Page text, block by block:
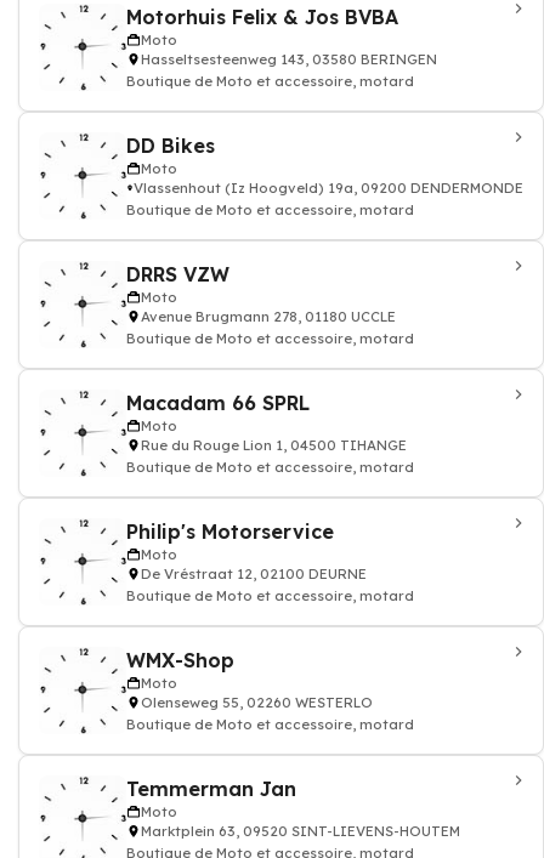
Motorhuis Felix & Jos BVBA
Moto
Hasseltsesteenweg 143, 03580 BERINGEN
Boutique de Moto et accessoire, motard
DD Bikes
Moto
Vlassenhout (Iz Hoogveld) 19a, 09200 DENDERMONDE
Boutique de Moto et accessoire, motard
DRRS VZW
Moto
Avenue Brugmann 278, 01180 UCCLE
Boutique de Moto et accessoire, motard
Macadam 66 SPRL
Moto
Rue du Rouge Lion 1, 04500 TIHANGE
Boutique de Moto et accessoire, motard
Philip's Motorservice
Moto
De Vréstraat 12, 02100 DEURNE
Boutique de Moto et accessoire, motard
WMX-Shop
Moto
Olenseweg 55, 02260 WESTERLO
Boutique de Moto et accessoire, motard
Temmerman Jan
Moto
Marktplein 63, 09520 SINT-LIEVENS-HOUTEM
Boutique de Moto et accessoire, motard